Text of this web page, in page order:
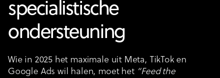
specialistische
ondersteuning
Wie in 2025 het maximale uit Meta, TikTok en
Google Ads wil halen, moet het “Feed the